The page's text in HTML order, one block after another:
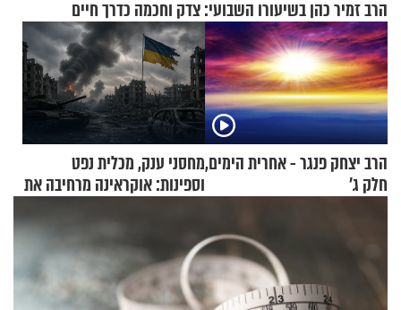
הרב זמיר כהן בשיעורו השבועי: צדק וחכמה כדרך חיים
הרב יצחק פנגר - אחרית הימים,
חלק ג’
מחסני ענק, מכלית נפט
וספינות: אוקראינה מרחיבה את